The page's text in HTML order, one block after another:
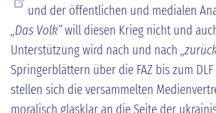
und der öffentlichen und medialen
„Das Volk”will diesen Krieg nicht und
Unterstützung wird nach und nach „
Springerblättern über die FAZ bis zum
stellen sich die versammelten
moralisch glasklar an die Seite der